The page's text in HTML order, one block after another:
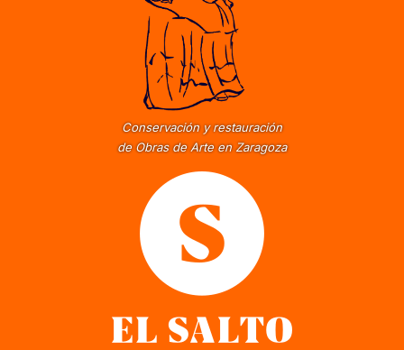
Conservación y restauración
de Obras de Arte en Zaragoza